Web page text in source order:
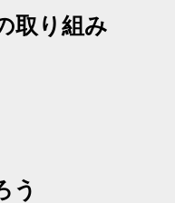
取り組み
う